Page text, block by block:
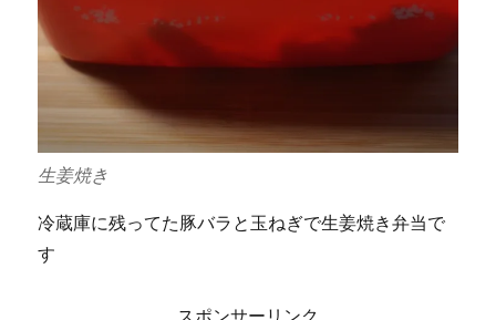
生姜焼き
冷蔵庫に残ってた豚バラと玉ねぎで生姜焼き弁当で
す